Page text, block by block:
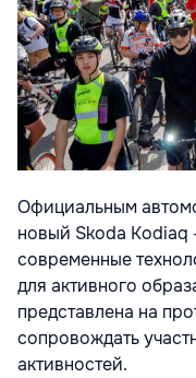
Официальным
новый Skoda Kodiaq
современные
для активного
представлена на
сопровождать
активностей.